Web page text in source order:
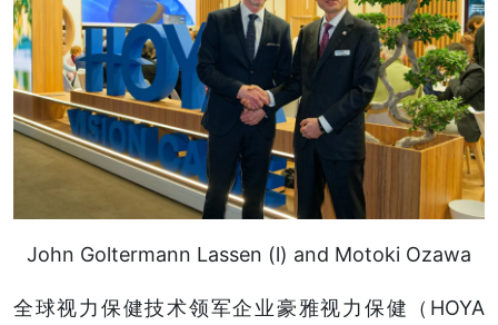
John Goltermann Lassen (l) and Motoki Ozawa
全球视力保健技术领军企业豪雅视力保健（HOYA